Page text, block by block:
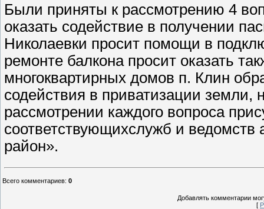
Были приняты к рассмотрению 4
оказать содействие в получении
Николаевки просит помощи в
ремонте балкона просит оказать
многоквартирных домов п. Клин
содействия в приватизации земли,
рассмотрении каждого вопроса
соответствующихслужб и
район».
Всего комментариев: 0
Добавлять комментарии
[